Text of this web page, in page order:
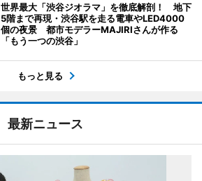
世界最大「渋谷ジオラマ」を徹底解剖！ 地下
5階まで再現・渋谷駅を走る電車やLED4000
個の夜景 都市モデラーMAJIRIさんが作る
「もう一つの渋谷」
もっと見る
最新ニュース